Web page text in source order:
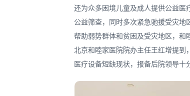
还为众多困境儿童及成人提供公益医
公益筛查，同时多次紧急驰援受灾地
帮助弱势群体和贫困及受灾地区，和
北京和睦家医院院办主任王红增提
医疗设备短缺现状，报备后院领导十